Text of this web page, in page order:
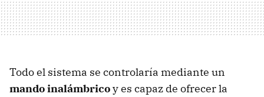
Todo el sistema se controlaría mediante un
mando inalámbricoy es capaz de ofrecer la